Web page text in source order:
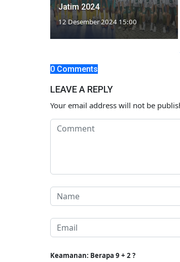
Jatim 2024
12 Desember 2024 15:00
0 Comments
LEAVE A REPLY
Your email address will not be
Keamanan: Berapa 9 + 2 ?